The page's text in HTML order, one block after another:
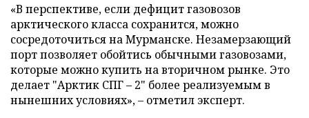
«В перспективе, если дефицит газовозов
арктического класса сохранится, можно
сосредоточиться на Мурманске. Незамерзающий
порт позволяет обойтись обычными газовозами,
которые можно купить на вторичном рынке. Это
делает "Арктик СПГ – 2" более реализуемым в
нынешних условиях», – отметил эксперт.